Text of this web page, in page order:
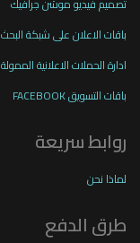
تصميم فيديو موشن جرافيك
باقات الاعلان على شبكة البحث Google
ادارة الحملات الاعلانية الممولة
باقات التسويق FACEBOOK
روابط سريعة
لماذا نحن
طرق الدفع